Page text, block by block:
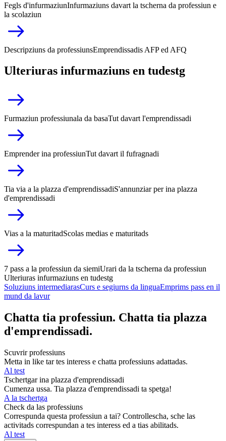
Fegls d'infurmaziunInfurmaziuns davart la tscherna da professiun e
la scolaziun
Descripziuns da professiunsEmprendissadis AFP ed AFQ
Ulteriuras infurmaziuns en tudestg
Furmaziun professiunala da basaTut davart l'emprendissadi
Emprender ina professiunTut davart il fufragnadi
Tia via a la plazza d'emprendissadiS'annunziar per ina plazza
d'emprendissadi
Vias a la maturitadScolas medias e maturitads
7 pass a la professiun da siemiUrari da la tscherna da professiun
Ulteriuras infurmaziuns en tudestg
Soluziuns intermediarasCurs e segiurns da linguaEmprims pass en il
mund da lavur
Chatta tia professiun. Chatta tia plazza
d'emprendissadi.
Scuvrir professiuns
Metta in like tar tes interess e chatta professiuns adattadas.
Al test
Tschertgar ina plazza d'emprendissadi
Cumenza ussa. Tia plazza d'emprendissadi ta spetga!
A la tschertga
Check da las professiuns
Correspunda questa professiun a tai? Controllescha, sche las
activitads correspundan a tes interess ed a tias abilitads.
Al test